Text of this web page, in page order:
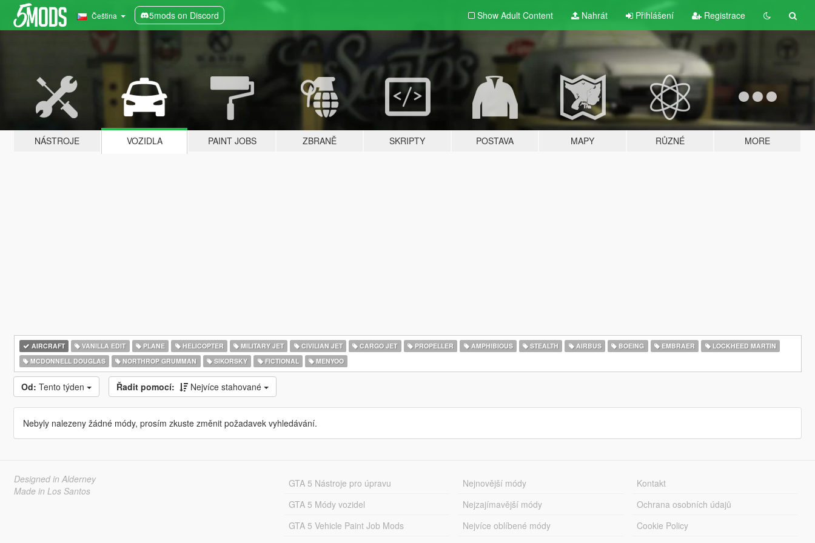
Čeština 5mods on Discord Show Adult Content Nahrát Přihlášení Registrace
NÁSTROJE VOZIDLA PAINT JOBS ZBRANĚ SKRIPTY POSTAVA MAPY RŮZNÉ MORE
AIRCRAFT VANILLA EDIT PLANE HELICOPTER MILITARY JET CIVILIAN JET CARGO JET PROPELLER AMPHIBIOUS STEALTH AIRBUS BOEING EMBRAER
LOCKHEED MARTIN
MCDONNELL DOUGLAS
NORTHROP GRUMMAN SIKORSKY FICTIONAL MENYOO
Od: Tento týden Řadit pomocí: Nejvíce stahované
Nebyly nalezeny žádné módy, prosím zkuste změnit požadavek vyhledávání.
Designed in Alderney
Made in Los Santos
GTA 5 Nástroje pro úpravu
GTA 5 Módy vozidel
GTA 5 Vehicle Paint Job Mods
Nejnovější módy
Nejzajímavější módy
Nejvíce oblíbené módy
Kontakt
Ochrana osobních údajů
Cookie Policy